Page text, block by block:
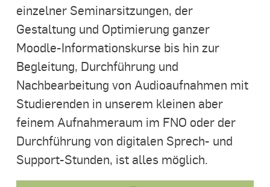
einzelner Seminarsitzungen, der
Gestaltung und Optimierung ganzer
Moodle-Informationskurse bis hin zur
Begleitung, Durchführung und
Nachbearbeitung von Audioaufnahmen mit
Studierenden in unserem kleinen aber
feinem Aufnahmeraum im FNO oder der
Durchführung von digitalen Sprech- und
Support-Stunden, ist alles möglich.